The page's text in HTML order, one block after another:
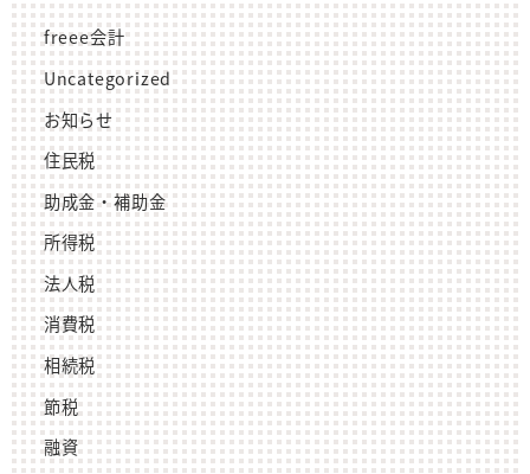
freee会計
Uncategorized
お知らせ
住民税
助成金・補助金
所得税
法人税
消費税
相続税
節税
融資